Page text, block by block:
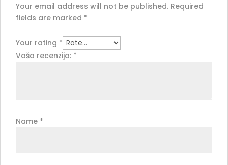
Your email address will not be published. Required
fields are marked *
Your rating *
Vaša recenzija: *
Name *